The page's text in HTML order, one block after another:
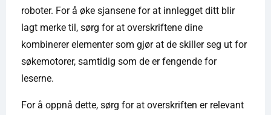
roboter. For å øke sjansene for at innlegget ditt blir
lagt merke til, sørg for at overskriftene dine
kombinerer elementer som gjør at de skiller seg ut for
søkemotorer, samtidig som de er fengende for
leserne.
For å oppnå dette, sørg for at overskriften er relevant